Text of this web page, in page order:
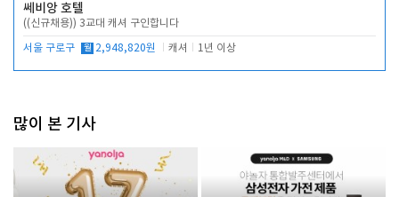
쎄비앙 호텔
((신규채용)) 3교대 캐셔 구인합니다
서울 구로구 월 2,948,820원 캐셔 1년 이상
많이 본 기사